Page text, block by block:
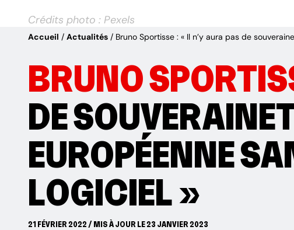
Crédits photo : Pexels
Accueil Actualités Bruno Sportisse : « Il n’y aura pas de
BRUNO
DE
EUROPÉENNE
LOGICIEL »
21 FÉVRIER 2022 / MIS À JOUR LE 23 JANVIER 2023